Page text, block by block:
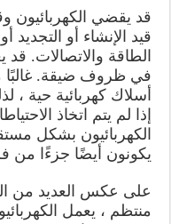
قد يقضي الكهربائيون
قيد الإنشاء أو
الطاقة والاتصالات.
في ظروف ضيقة. غالبًا
أسلاك كهربائية حية ،
إذا لم يتم اتخاذ
الكهربائيون بشكل
يكونون أيضًا جزءًا من
على عكس العديد من
منتظم ، يعمل